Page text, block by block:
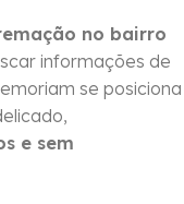
no bairro
informações de
se posiciona
e sem